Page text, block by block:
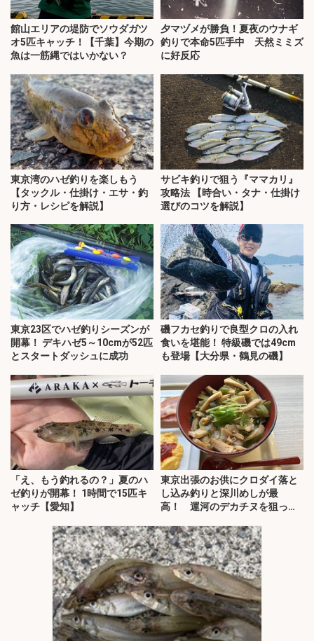
館山エリアの堤防でソウダガツ
オ5匹キャッチ！【千葉】今期の
魚は一筋縄ではいかない？
夕マヅメが勝負！夏夜のウナギ
釣りで本命5匹手中 天然ミミズ
に好反応
東京湾のハゼ釣りを楽しもう
【タックル・仕掛け・エサ・釣
り方・レシピを解説】
サビキ釣りで狙う『ママカリ』
攻略法 【時合い・タナ・仕掛け
選びのコツを解説】
東京23区でハゼ釣りシーズンが
開幕！ デキハゼ5～10cmが52匹
とスタートダッシュに成功
磯フカセ釣りで良型クロの入れ
食いを堪能！ 特級磯では49cm
も登場【大分県・鶴見の磯】
「え、もう釣れるの？」夏のハ
ゼ釣りが開幕！ 1時間で15匹キ
ャッチ【愛知】
東京出張のお供にクロダイ落と
し込み釣りと深川めしが最
高！ 運河のデカチヌを狙って